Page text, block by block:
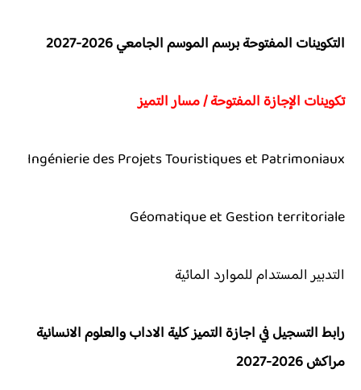
التكوينات المفتوحة برسم الموسم الجامعي 2026-2027
تكوينات الإجازة المفتوحة / مسار التميز
Ingénierie des Projets Touristiques et Patrimoniaux
Géomatique et Gestion territoriale
التدبير المستدام للموارد المائية
رابط التسجيل في اجازة التميز كلية الاداب والعلوم الانسانية
مراكش 2026-2027